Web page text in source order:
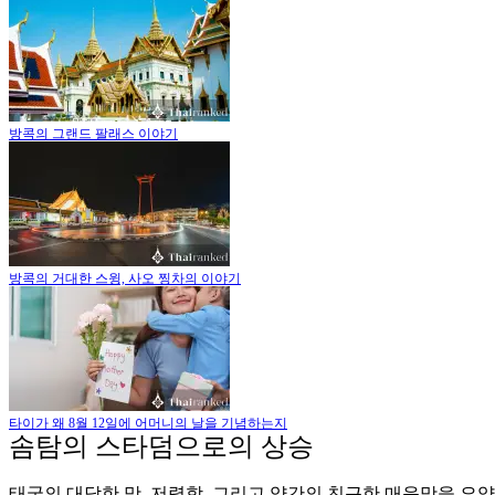
방콕의 그랜드 팔래스 이야기
방콕의 거대한 스윙, 사오 찡차의 이야기
타이가 왜 8월 12일에 어머니의 날을 기념하는지
솜탐의 스타덤으로의 상승